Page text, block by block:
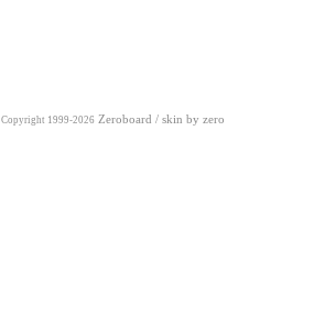
Copyright 1999-2026 Zeroboard / skin by zero